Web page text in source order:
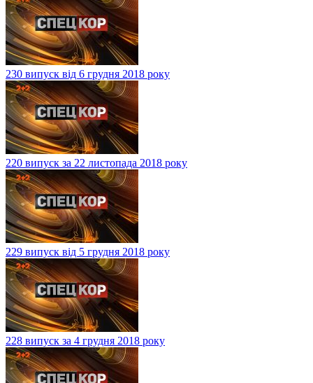
230 випуск від 6 грудня 2018 року
220 випуск за 22 листопада 2018 року
229 випуск від 5 грудня 2018 року
228 випуск за 4 грудня 2018 року